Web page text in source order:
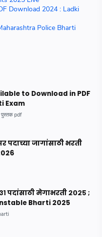
Download 2024 : Ladki
Maharashtra Police Bharti
to Download in PDF
Exam
जागांसाठी भरती
पदांसाठी मेगाभरती २०२५ ;
Bharti 2025